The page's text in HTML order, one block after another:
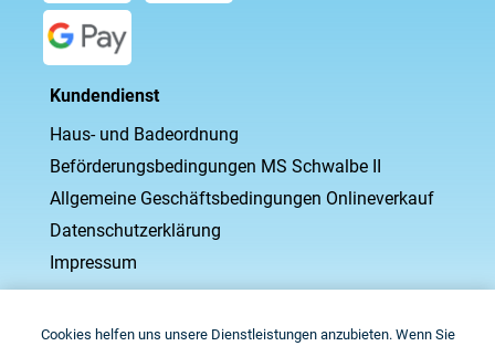
Kundendienst
Haus- und Badeordnung
Beförderungsbedingungen MS Schwalbe II
Allgemeine Geschäftsbedingungen Onlineverkauf
Datenschutzerklärung
Impressum
Cookies helfen uns unsere Dienstleistungen anzubieten. Wenn Sie